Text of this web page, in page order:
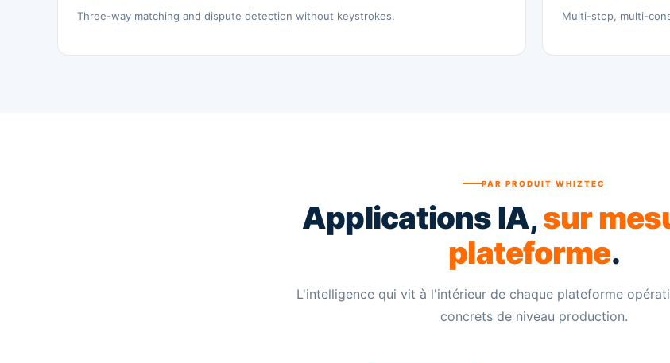
Three-way matching and dispute detection without keystrokes. Multi-stop, multi-
PAR PRODUIT WHIZTEC
Applications IA,sur
plateforme.
L'intelligence qui vit à l'intérieur de chaque plateforme
concrets de niveau production.